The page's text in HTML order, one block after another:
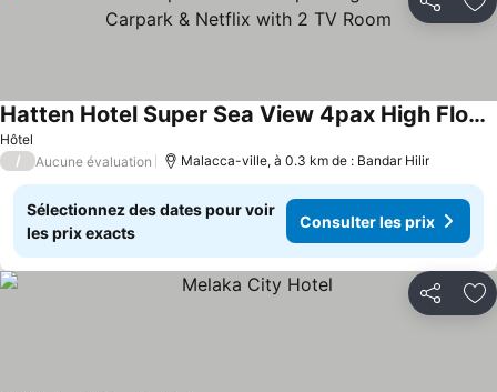
Partager
Hôtel
Hatten Hotel Super Sea View 4pax High Floor FREE 1 Carpark & Netflix with 2 TV Room
Consulter les prix
/ Aucune évaluation Malacca-ville, à 0.3 km de : Bandar Hilir
Sélectionnez des dates pour voir
les prix exacts
Consulter les prix
Partager